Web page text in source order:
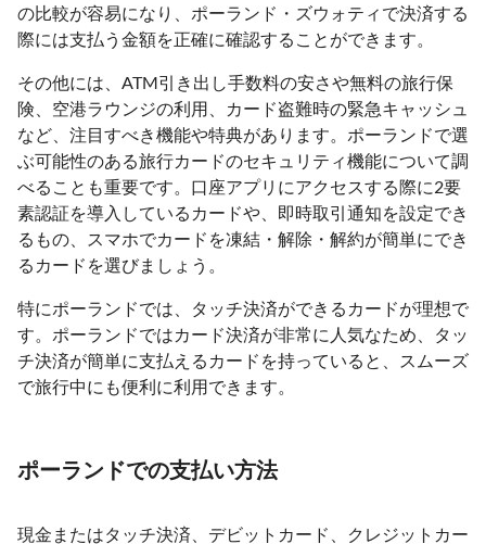
の比較が容易になり、ポーランド・ズウォティで決済する
際には支払う金額を正確に確認することができます。
その他には、ATM引き出し手数料の安さや無料の旅行保
険、空港ラウンジの利用、カード盗難時の緊急キャッシュ
など、注目すべき機能や特典があります。ポーランドで選
ぶ可能性のある旅行カードのセキュリティ機能について調
べることも重要です。口座アプリにアクセスする際に2要
素認証を導入しているカードや、即時取引通知を設定でき
るもの、スマホでカードを凍結・解除・解約が簡単にでき
るカードを選びましょう。
特にポーランドでは、タッチ決済ができるカードが理想で
す。ポーランドではカード決済が非常に人気なため、タッ
チ決済が簡単に支払えるカードを持っていると、スムーズ
で旅行中にも便利に利用できます。
ポーランドでの支払い方法
現金またはタッチ決済、デビットカード、クレジットカー